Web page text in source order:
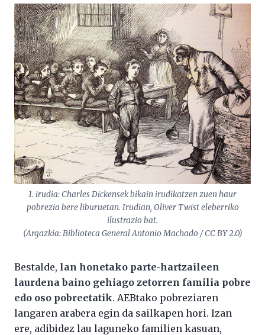
1. irudia: Charles Dickensek bikain irudikatzen zuen haur
pobrezia bere liburuetan. Irudian, Oliver Twist eleberriko
ilustrazio bat.
(Argazkia: Biblioteca General Antonio Machado / CC BY 2.0)
Bestalde, lan honetako parte-hartzaileen
laurdena baino gehiago zetorren familia pobre
edo oso pobreetatik. AEBtako pobreziaren
langaren arabera egin da sailkapen hori. Izan
ere, adibidez lau laguneko familien kasuan,